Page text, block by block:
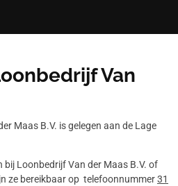
Van
Maas B.V. is gelegen aan de Lage
bij Loonbedrijf Van der Maas B.V. of
ze bereikbaar op telefoonnummer31